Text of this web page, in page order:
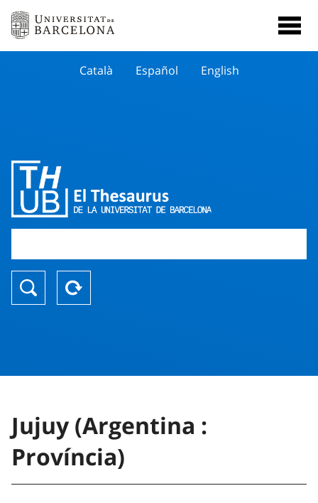
Català Español English
Jujuy (Argentina :
Província)